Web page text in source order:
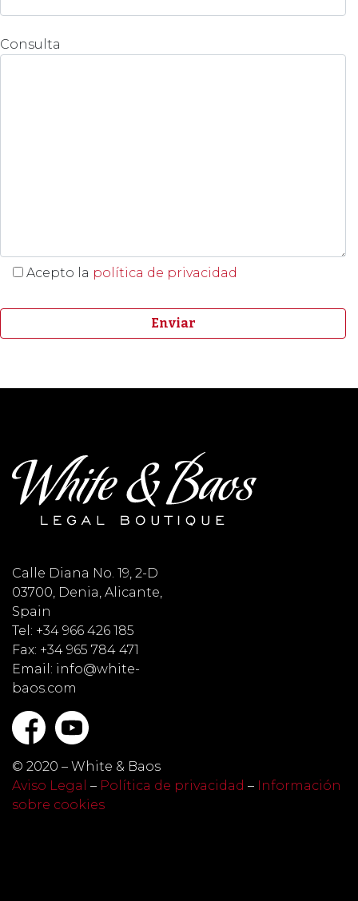
Consulta
Acepto la política de privacidad
Calle Diana No. 19, 2-D
03700, Denia, Alicante,
Spain
Tel: +34 966 426 185
Fax: +34 965 784 471
Email: info@white-
baos.com
© 2020 – White & Baos
Aviso Legal – Política de privacidad – Información
sobre cookies